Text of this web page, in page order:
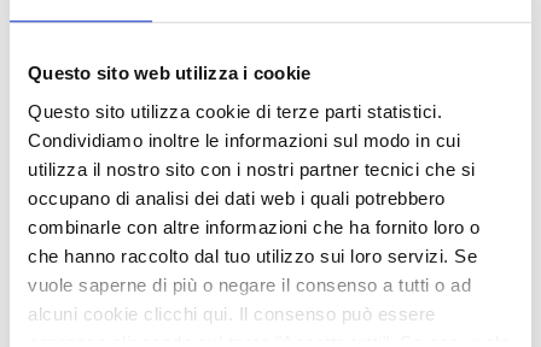
Questo sito web utilizza i cookie
Questo sito utilizza cookie di terze parti statistici.
Condividiamo inoltre le informazioni sul modo in cui
utilizza il nostro sito con i nostri partner tecnici che si
occupano di analisi dei dati web i quali potrebbero
combinarle con altre informazioni che ha fornito loro o
che hanno raccolto dal tuo utilizzo sui loro servizi. Se
vuole saperne di più o negare il consenso a tutti o ad
alcuni cookie clicchi qui. Il consenso può essere
Condividi
Ingrandisci
l'immagine